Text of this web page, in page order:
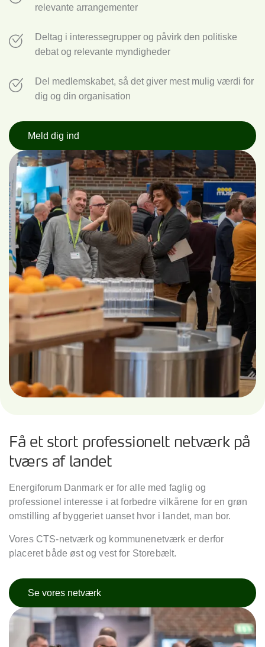
relevante arrangementer
Deltag i interessegrupper og påvirk den politiske
debat og relevante myndigheder
Del medlemskabet, så det giver mest mulig værdi for
dig og din organisation
Meld dig ind
Få et stort professionelt netværk på
tværs af landet
Energiforum Danmark er for alle med faglig og
professionel interesse i at forbedre vilkårene for en grøn
omstilling af byggeriet uanset hvor i landet, man bor.
Vores CTS-netværk og kommunenetværk er derfor
placeret både øst og vest for Storebælt.
Se vores netværk